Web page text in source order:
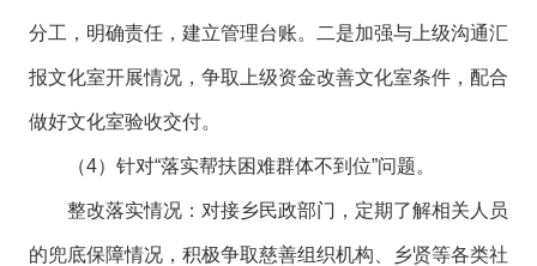
分工，明确责任，建立管理台账。二是加强与上级沟通汇
报文化室开展情况，争取上级资金改善文化室条件，配合
做好文化室验收交付。
（4）针对“落实帮扶困难群体不到位”问题。
整改落实情况：对接乡民政部门，定期了解相关人员
的兜底保障情况，积极争取慈善组织机构、乡贤等各类社